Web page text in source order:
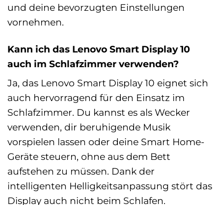
und deine bevorzugten Einstellungen
vornehmen.
Kann ich das Lenovo Smart Display 10
auch im Schlafzimmer verwenden?
Ja, das Lenovo Smart Display 10 eignet sich
auch hervorragend für den Einsatz im
Schlafzimmer. Du kannst es als Wecker
verwenden, dir beruhigende Musik
vorspielen lassen oder deine Smart Home-
Geräte steuern, ohne aus dem Bett
aufstehen zu müssen. Dank der
intelligenten Helligkeitsanpassung stört das
Display auch nicht beim Schlafen.